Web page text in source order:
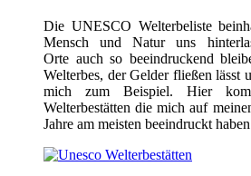
Die UNESCO Welterbeliste
Mensch und Natur uns
Orte auch so beeindruckend
Welterbes, der Gelder fließen lässt
mich zum Beispiel. Hier
Welterbestätten die mich auf
Jahre am meisten beeindruckt